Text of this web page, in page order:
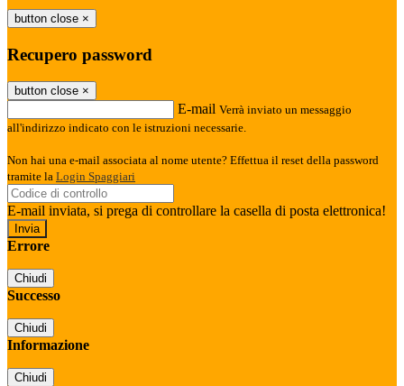
button close ×
Recupero password
button close ×
E-mail Verrà inviato un messaggio
all'indirizzo indicato con le istruzioni necessarie.
Non hai una e-mail associata al nome utente? Effettua il reset della password
tramite la Login Spaggiari
E-mail inviata, si prega di controllare la casella di posta elettronica!
Errore
Chiudi
Successo
Chiudi
Informazione
Chiudi